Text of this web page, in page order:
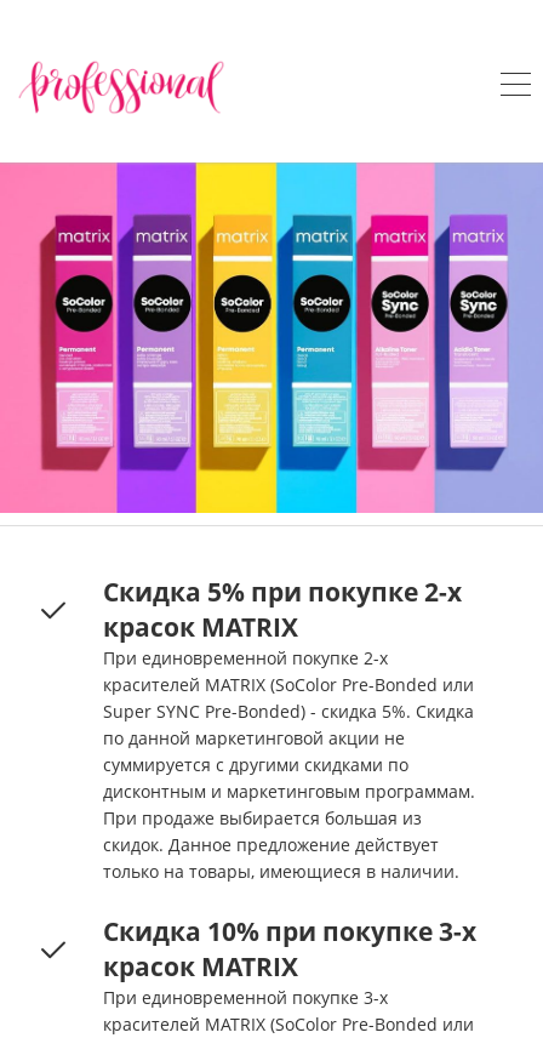
Скидка 5% при покупке 2-х
красок MATRIX
При единовременной покупке 2-х
красителей MATRIX (SoColor Pre-Bonded или
Super SYNC Pre-Bonded) - скидка 5%. Скидка
по данной маркетинговой акции не
суммируется с другими скидками по
дисконтным и маркетинговым программам.
При продаже выбирается большая из
скидок. Данное предложение действует
только на товары, имеющиеся в наличии.
Скидка 10% при покупке 3-х
красок MATRIX
При единовременной покупке 3-х
красителей MATRIX (SoColor Pre-Bonded или